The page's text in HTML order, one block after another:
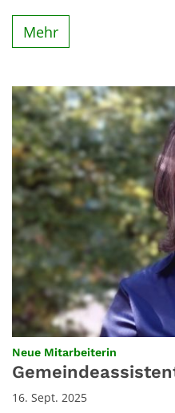
Mehr
Neue Mitarbeiterin
16. Sept. 2025